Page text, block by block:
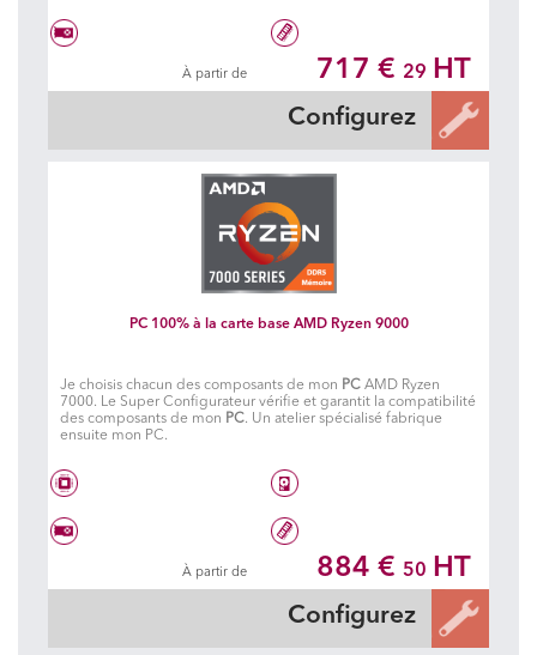
Intel® Core Ultra 5 225 Disque dur à choisir
Carte graphique à choisir 16 Go DDR5 6400 MHz
À partir de 717 € 29 HT
Configurez
PC 100% à la carte base AMD Ryzen 9000
Je choisis chacun des composants de mon PC AMD Ryzen
7000. Le Super Configurateur vérifie et garantit la compatibilité
des composants de mon PC. Un atelier spécialisé fabrique
ensuite mon PC.
AMD® 6 coeurs RYZEN 5 - 9600X
(sans ventirad)
Disque dur à choisir
Carte graphique à choisir 32 Go DDR5 5600 MHz
À partir de 884 € 50 HT
Configurez